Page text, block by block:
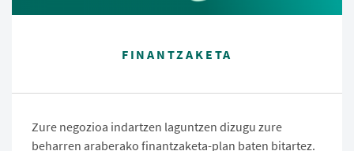
FINANTZAKETA
Zure negozioa indartzen laguntzen dizugu zure
beharren araberako finantzaketa-plan baten bitartez.